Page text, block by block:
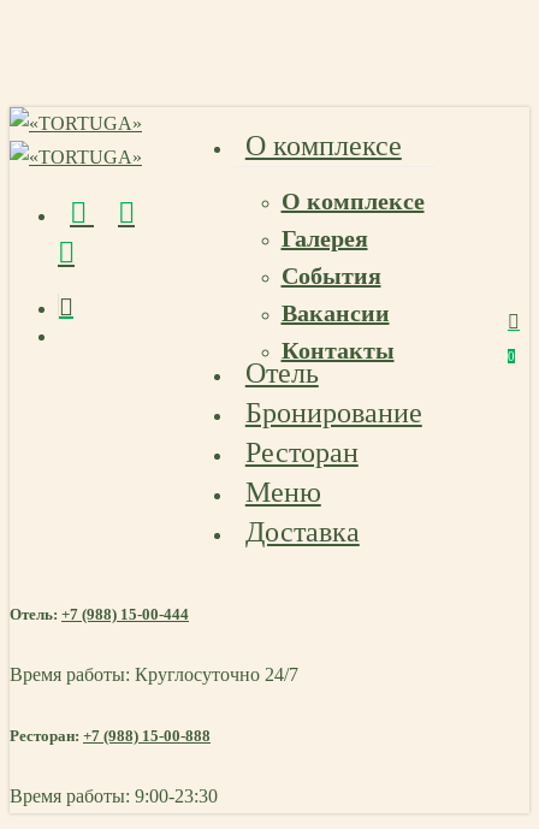
content
vk telegram
0
О комплексе
О комплексе
Галерея
События
Вакансии
Контакты
Отель
Бронирование
Ресторан
Меню
Доставка
Отель: +7 (988) 15-00-444
Время работы: Круглосуточно 24/7
Ресторан: +7 (988) 15-00-888
Время работы: 9:00-23:30